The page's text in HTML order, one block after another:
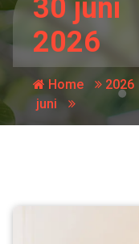
30 juni
2026
Home
2026
juni